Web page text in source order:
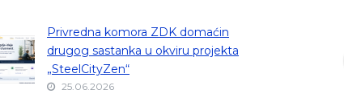
Privredna komora ZDK domaćin
drugog sastanka u okviru projekta
„SteelCityZen“
25.06.2026